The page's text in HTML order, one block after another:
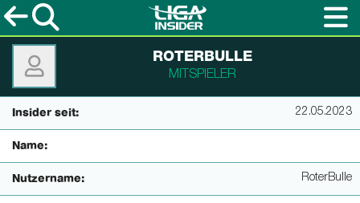
ROTERBULLE
MITSPIELER
Insider seit: 22.05.2023
Name:
Nutzername: RoterBulle